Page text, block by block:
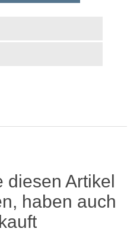
diesen Artikel
haben auch